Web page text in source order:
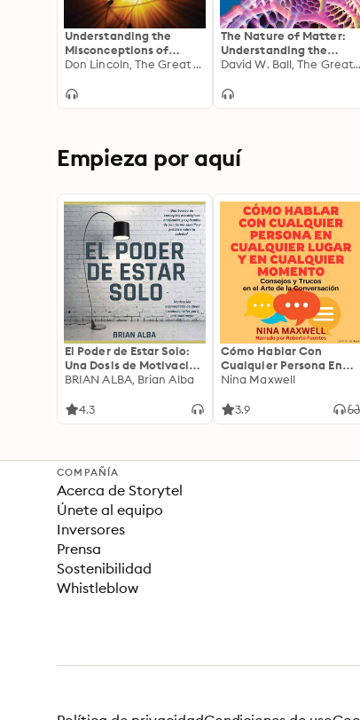
Understanding the
Misconceptions of
Science
Don Lincoln, The Great Courses
The Nature of Matter:
Understanding the
Physical World
David W. Ball, The Great Courses
Empieza por aquí
El Poder de Estar Solo:
Una Dosis de Motivación
Acompañada de Ideas
una Vida Mejor
BRIAN ALBA, Brian Alba
4.3
Cómo Hablar Con
Cualquier Persona En
Cualquier Lugar Y En
Nina Maxwell
3.9
COMPAÑÍA
Acerca de Storytel
Únete al equipo
Inversores
Prensa
Sostenibilidad
Whistleblow